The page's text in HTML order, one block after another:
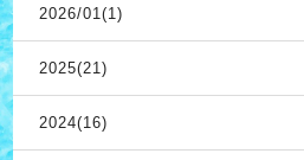
2026/01(1)
2025(21)
2024(16)